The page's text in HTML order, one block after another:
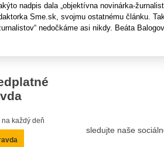
nadpis dala „objektívna novinárka-
Sme.sk, svojmu ostatnému článku.
nedočkáme asi nikdy. Beáta
každý deň
sledujte naše